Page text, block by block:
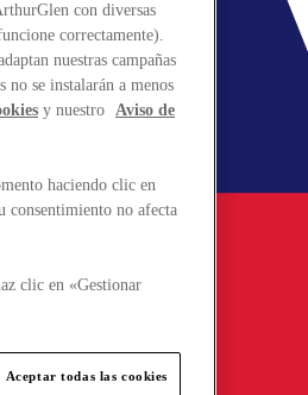
con diversas
correctamente).
nuestras campañas
no se instalarán a menos
y nuestro Aviso de
haciendo clic en
consentimiento no afecta
clic en «Gestionar
Aceptar todas las cookies